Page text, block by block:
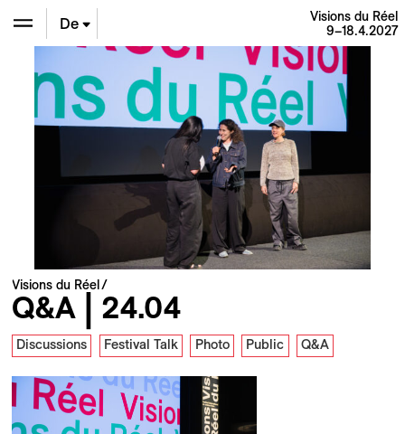
De
Fr
Visions du Réel
9–18.4.2027
Visions du Réel
Q&A | 24.04
Discussions Festival Talk Photo Public Q&A